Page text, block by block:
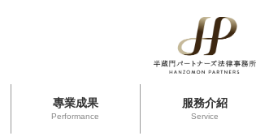
專業成果
Performance
服務介紹
Service